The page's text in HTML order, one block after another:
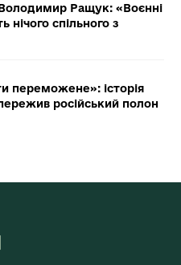
Ращук: «Воєнні
спільного з
переможене»: історія
російський полон